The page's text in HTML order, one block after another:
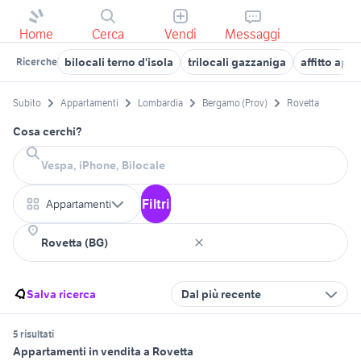
Home Cerca Vendi Messaggi
Ricerche bilocali terno d'isola trilocali gazzaniga affitto
Subito Appartamenti Lombardia Bergamo (Prov) Rovetta
Cosa cerchi?
Appartamenti Filtri
Salva ricerca Dal più recente
5 risultati
Appartamenti in vendita a Rovetta